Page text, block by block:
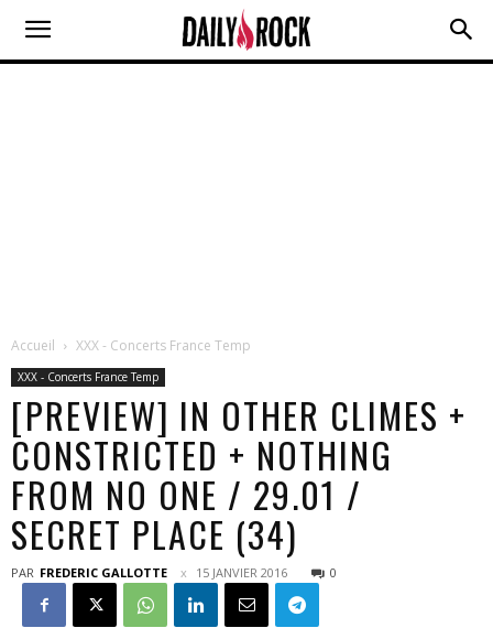
Accueil XXX - Concerts France Temp
XXX - Concerts France Temp
[PREVIEW] IN OTHER CLIMES +
CONSTRICTED + NOTHING
FROM NO ONE / 29.01 /
SECRET PLACE (34)
PAR FREDERIC GALLOTTE 15 JANVIER 2016 0